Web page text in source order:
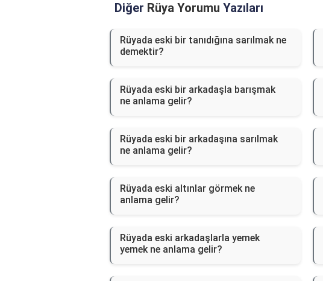
Diğer Rüya Yorumu Yazıları
Rüyada eski bir tanıdığına sarılmak ne
demektir?
Rüyada eski bir arkadaşla barışmak
ne anlama gelir?
Rüyada eski bir arkadaşına sarılmak
ne anlama gelir?
Rüyada eski altınlar görmek ne
anlama gelir?
Rüyada eski arkadaşlarla yemek
yemek ne anlama gelir?